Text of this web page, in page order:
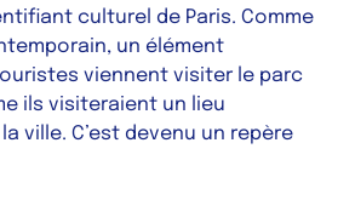
culturel de Paris. Comme
un élément
viennent visiter le parc
ils visiteraient un lieu
ville. C’est devenu un repère